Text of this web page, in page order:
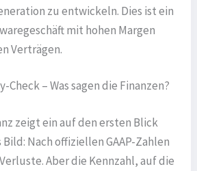
zu entwickeln. Dies ist ein
mit hohen Margen
Verträgen.
Check – Was sagen die Finanzen?
zeigt ein auf den ersten Blick
Nach offiziellen GAAP-Zahlen
Aber die Kennzahl, auf die